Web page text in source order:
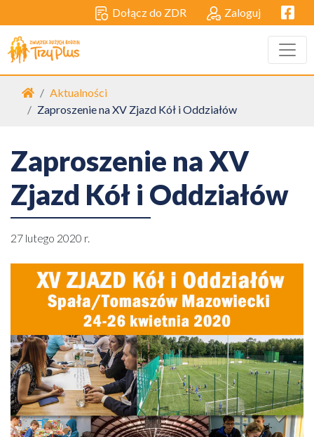
Dołącz do ZDR Zaloguj
Strona główna
Aktualności
Zaproszenie na XV Zjazd Kół i Oddziałów
Zaproszenie na XV
Zjazd Kół i Oddziałów
27 lutego 2020 r.